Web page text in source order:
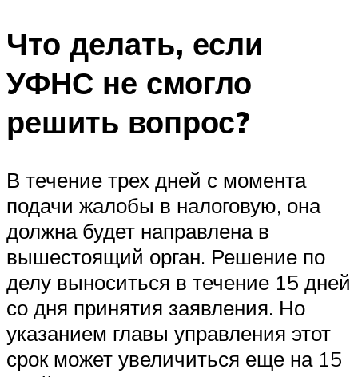
Что делать, если
УФНС не смогло
решить вопрос?
В течение трех дней с момента
подачи жалобы в налоговую, она
должна будет направлена в
вышестоящий орган. Решение по
делу выноситься в течение 15 дней
со дня принятия заявления. Но
указанием главы управления этот
срок может увеличиться еще на 15